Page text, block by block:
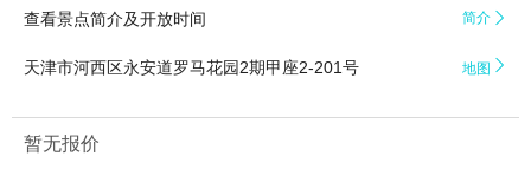
查看景点简介及开放时间 简介 
天津市河西区永安道罗马花园2期甲座2-201号 地图 
暂无报价